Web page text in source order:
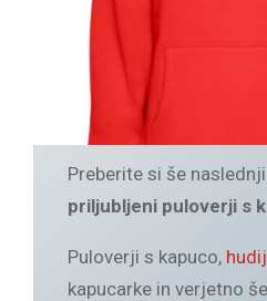
Preberite si še
priljubljeni puloverji s
Puloverji s kapuco,
kapucarke in verjetno